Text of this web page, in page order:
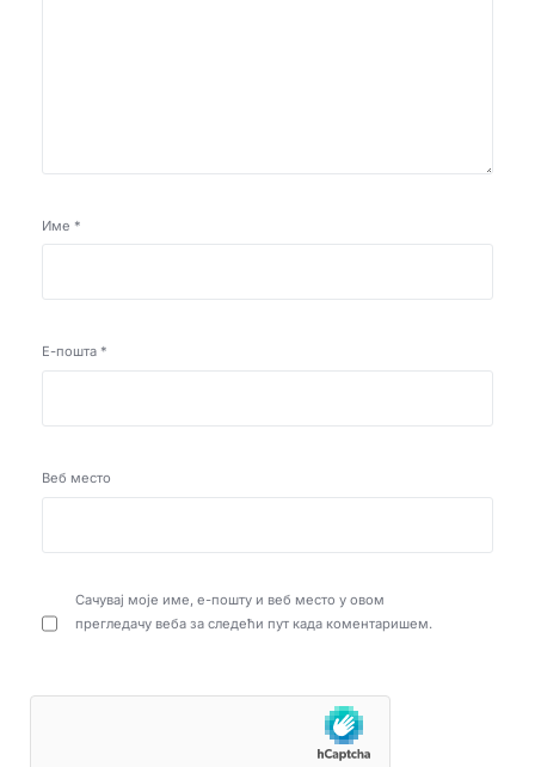
Име *
Е-пошта *
Веб место
Сачувај моје име, е-пошту и веб место у овом
прегледачу веба за следећи пут када коментаришем.